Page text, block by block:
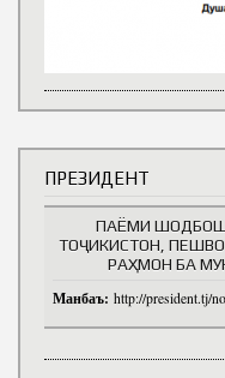
ПРЕЗИДЕНТ
ПАЁМИ
ТОҶИКИСТОН,
РАҲМОН БА
Манбаъ: http://president.tj/